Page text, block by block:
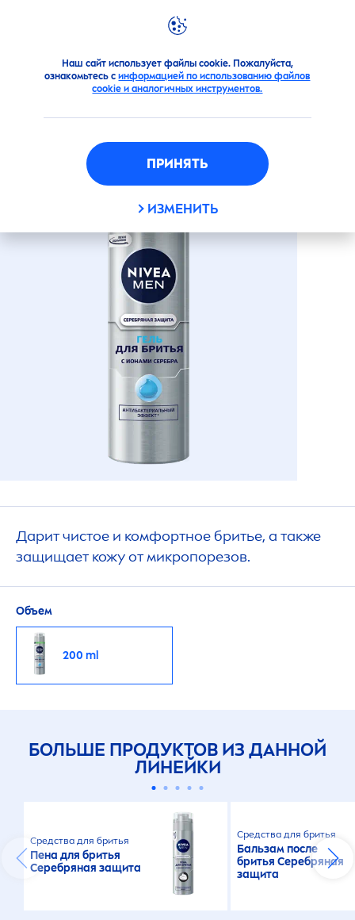
Наш сайт использует файлы cookie. Пожалуйста,
ознакомьтесь синформацией по использованию файлов
cookie и аналогичных инструментов.
ПРИНЯТЬ
ИЗМЕНИТЬ
Продукты Для мужчин Для бритья geli
ГЕЛЬ ДЛЯ БРИТЬЯ
СЕРЕБРЯНАЯ ЗАЩИТА
Дарит чистое и комфортное бритье, а также
защищает кожу от микропорезов.
Объем
200 ml
БОЛЬШЕ ПРОДУКТОВ ИЗ ДАННОЙ
ЛИНЕЙКИ
Средства для бритья
Пена для бритья
Серебряная защита
Средства для бритья
Бальзам после
бритья Серебряная
защита